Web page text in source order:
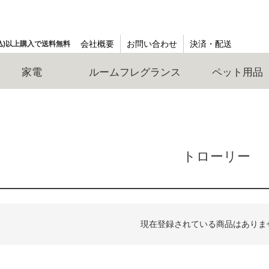
)以上購入で送料無料 会社概要 お問い合わせ 決済・配送
家電 ルームフレグランス ペット用品
トローリー
現在登録されている商品はありま